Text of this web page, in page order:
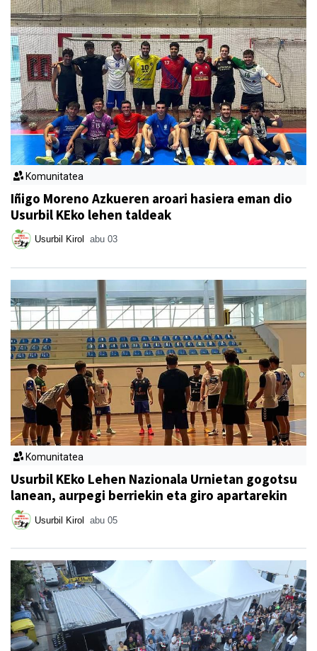
Komunitatea
Iñigo Moreno Azkueren aroari hasiera eman dio
Usurbil KEko lehen taldeak
Usurbil Kirol abu 03
Komunitatea
Usurbil KEko Lehen Nazionala Urnietan gogotsu
lanean, aurpegi berriekin eta giro apartarekin
Usurbil Kirol abu 05